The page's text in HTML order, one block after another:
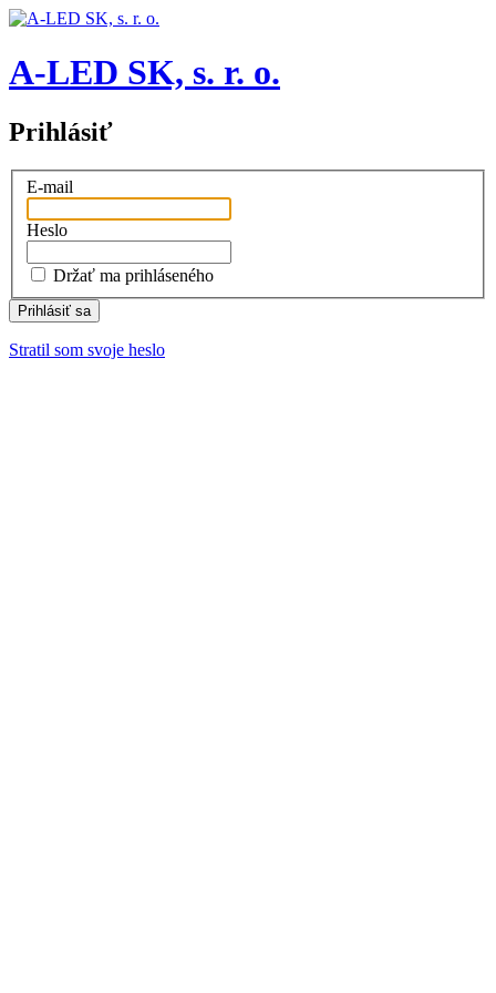
A-LED SK, s. r. o.
Prihlásiť
E-mail
Heslo
Držať ma prihláseného
Stratil som svoje heslo